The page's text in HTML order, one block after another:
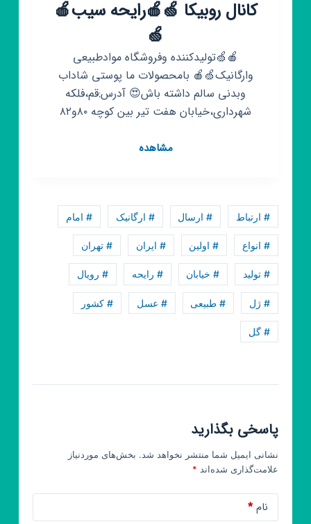
کانال روبیکا 🍏🍎رایحه سیب🍎
🍏
🍎🍏تولیدکننده وفروشگاه موادطبیعی
وارگانیک🍏🍎 بامحصولات ما پوستی شاداب
وبدنی سالم داشته باش😍 آدرس:قم،فلکه
شهرداری،خیابان هفت تیر بین کوچه ۸۰و۸۲
مشاهدهکانال
رایحه
سیب
🍎
🍏
# ارتباط # ارسال # ارگانیک # امام
# انواع # اولین # ایران # تهران
# تولید # خیابان # رایحه # رویال
# ژل # طبیعی # عسل # کشور
# گل
پاسخی بگذارید
نشانی ایمیل شما منتشر نخواهد شد. بخش‌های موردنیاز
علامت‌گذاری شده‌اند *
نام*